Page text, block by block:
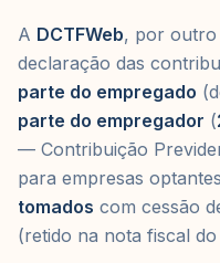
A DCTFWeb, por outro
declaração das
parte do empregado
parte do empregador (
— Contribuição
para empresas
tomados com cessão
(retido na nota fiscal